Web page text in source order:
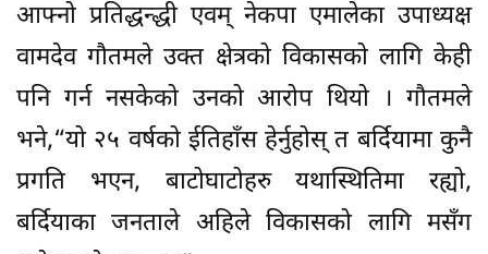
आफ्नो प्रतिद्धन्द्धी एवम् नेकपा एमालेका उपाध्यक्ष
वामदेव गौतमले उक्त क्षेत्रको विकासको लागि केही
पनि गर्न नसकेको उनको आरोप थियो । गौतमले
भने,“यो २५ वर्षको ईतिहाँस हेर्नुहोस् त बर्दियामा कुनै
प्रगति भएन, बाटोघाटोहरु यथास्थितिमा रह्यो,
बर्दियाका जनताले अहिले विकासको लागि मसँग